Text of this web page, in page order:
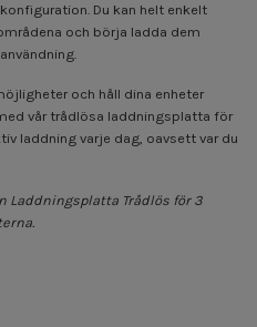
Du kan helt enkelt
och börja ladda dem
och håll dina enheter
vår trådlösa laddningsplatta för
laddning varje dag, oavsett var du
Laddningsplatta Trådlös för 3